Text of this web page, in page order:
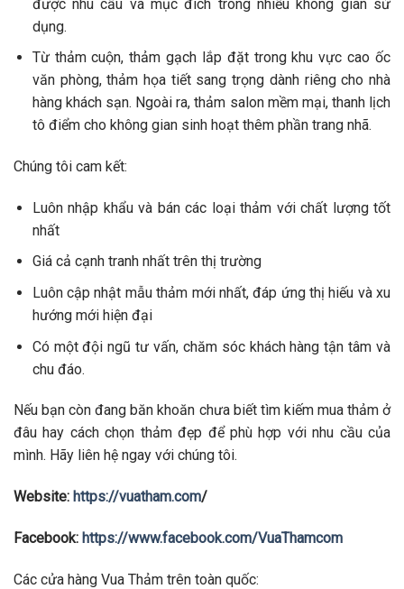
được nhu cầu và mục đích trong nhiều không gian sử
dụng.
Từ thảm cuộn, thảm gạch lắp đặt trong khu vực cao ốc
văn phòng, thảm họa tiết sang trọng dành riêng cho nhà
hàng khách sạn. Ngoài ra, thảm salon mềm mại, thanh lịch
tô điểm cho không gian sinh hoạt thêm phần trang nhã.
Chúng tôi cam kết:
Luôn nhập khẩu và bán các loại thảm với chất lượng tốt
nhất
Giá cả cạnh tranh nhất trên thị trường
Luôn cập nhật mẫu thảm mới nhất, đáp ứng thị hiếu và xu
hướng mới hiện đại
Có một đội ngũ tư vấn, chăm sóc khách hàng tận tâm và
chu đáo.
Nếu bạn còn đang băn khoăn chưa biết tìm kiếm mua thảm ở
đâu hay cách chọn thảm đẹp để phù hợp với nhu cầu của
mình. Hãy liên hệ ngay với chúng tôi.
Website: https://vuatham.com/
Facebook: https://www.facebook.com/VuaThamcom
Các cửa hàng Vua Thảm trên toàn quốc: